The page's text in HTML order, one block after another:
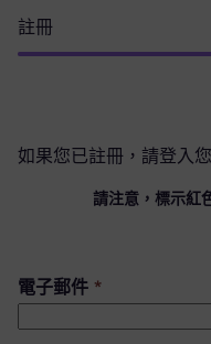
註冊
如果您已註冊，請登入
請注意，標示紅
電子郵件 *